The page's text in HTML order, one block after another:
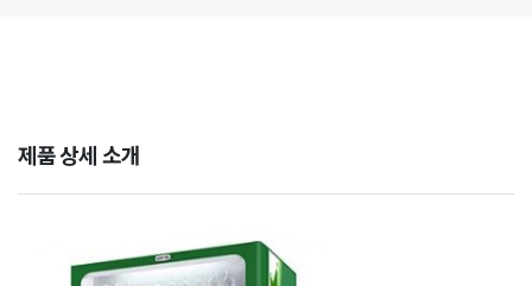
제품 상세 소개